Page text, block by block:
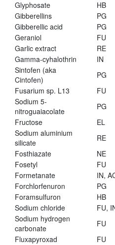
Glyphosate
HB
Gibberellins
PG
Gibberellic acid
PG
Geraniol
FU
Garlic extract
RE
Gamma-cyhalothrin
IN
Sintofen (aka
Cintofen)
PG
Fusarium sp. L13
FU
Sodium 5-
nitroguaiacolate
PG
Fructose
EL
Sodium aluminium
silicate
RE
Fosthiazate
NE
Fosetyl
FU
Formetanate
IN,
Forchlorfenuron
PG
Foramsulfuron
HB
Sodium chloride
FU,
Sodium hydrogen
carbonate
FU
Fluxapyroxad
FU